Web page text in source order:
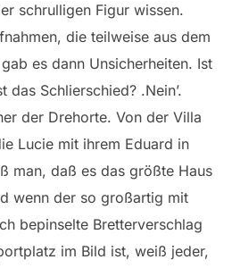
schrulligen Figur wissen.
die teilweise aus dem
es dann Unsicherheiten. Ist
Schlierschied? .Nein’.
der Drehorte. Von der Villa
Lucie mit ihrem Eduard in
man, daß es das größte Haus
wenn der so großartig mit
bepinselte Bretterverschlag
im Bild ist, weiß jeder,